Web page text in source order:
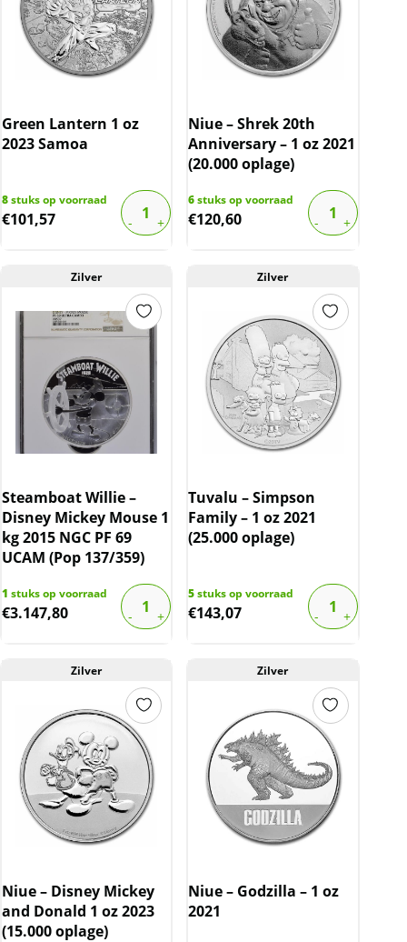
Green Lantern 1 oz
2023 Samoa
8stuks op voorraad
€101,57
Niue – Shrek 20th
Anniversary – 1 oz 2021
(20.000 oplage)
6stuks op voorraad
€120,60
Zilver
Steamboat Willie –
Disney Mickey Mouse 1
kg 2015 NGC PF 69
UCAM (Pop 137/359)
1 stuks op voorraad
€3.147,80
Zilver
Tuvalu – Simpson
Family – 1 oz 2021
(25.000 oplage)
5stuks op voorraad
€143,07
Zilver
Niue – Disney Mickey
and Donald 1 oz 2023
(15.000 oplage)
Zilver
Niue – Godzilla – 1 oz
2021